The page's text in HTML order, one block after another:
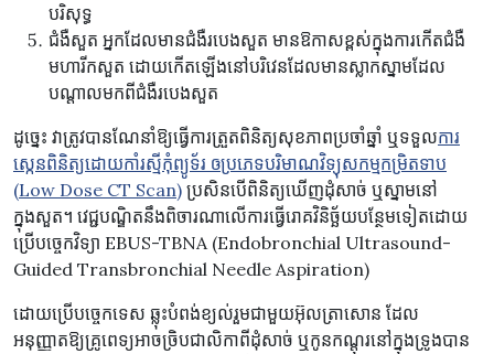
បរិសុទ្ធ
ជំងឺសួត អ្នកដែលមានជំងឺរបេងសួត មានឱកាសខ្ពស់ក្នុងការកើតជំងឺ
មហារីកសួត ដោយកើតឡើងនៅបរិវេនដែលមានស្លាកស្នាមដែល
បណ្តាលមកពីជំងឺរបេងសួត
ដូច្នេះ វាត្រូវបានណែនាំឱ្យធ្វើការត្រួតពិនិត្យសុខភាពប្រចាំឆ្នាំ ឬទទួលការ
ស្កេនពិនិត្យដោយកាំរស្មីកុំព្យូទ័រ ឲប្រភេទបរិមាណវិទ្យុសកម្មកម្រិតទាប
(Low Dose CT Scan) ប្រសិនបើពិនិត្យឃើញដុំសាច់ ឬស្នាមនៅ
ក្នុងសួត។ វេជ្ជបណ្ឌិតនឹងពិចារណាលើការធ្វើរោគវិនិច្ឆ័យបន្ថែមទៀតដោយ
ប្រើបច្ចេកវិទ្យា EBUS-TBNA (Endobronchial Ultrasound-
Guided Transbronchial Needle Aspiration)
ដោយប្រើបច្ចេកទេស ឆ្លុះបំពង់ខ្យល់រួមជាមួយអ៊ុលត្រាសោន ដែល
អនុញ្ញាតឱ្យគ្រូពេទ្យអាចច្រិបជាលិកាពីដុំសាច់ ឬកូនកណ្តុរនៅក្នុងទ្រូងបាន